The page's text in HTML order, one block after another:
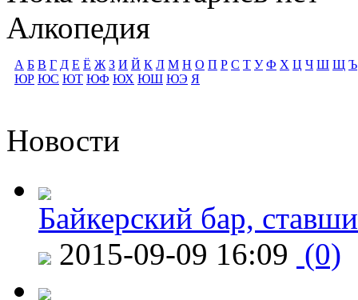
Алкопедия
А Б В Г Д Е Ё Ж З И Й К Л М Н О П Р С Т У Ф Х Ц Ч Ш Щ Ъ
ЮР ЮС ЮТ ЮФ ЮХ ЮШ ЮЭ Я
Новости
Байкерский бар,
2015-09-09 16:09 (0)